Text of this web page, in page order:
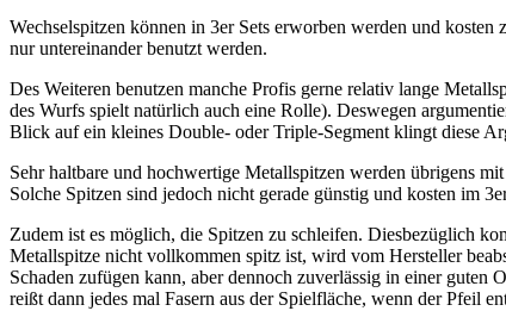
Wechselspitzen können in 3er Sets erworben werden und
nur untereinander benutzt werden.
Des Weiteren benutzen manche Profis gerne relativ lange
des Wurfs spielt natürlich auch eine Rolle). Deswegen
Blick auf ein kleines Double- oder Triple-Segment klingt diese
Sehr haltbare und hochwertige Metallspitzen werden übrigens
Solche Spitzen sind jedoch nicht gerade günstig und kosten im
Zudem ist es möglich, die Spitzen zu schleifen. Diesbezüglich
Metallspitze nicht vollkommen spitz ist, wird vom Hersteller
Schaden zufügen kann, aber dennoch zuverlässig in einer guten
reißt dann jedes mal Fasern aus der Spielfläche, wenn der Pfeil